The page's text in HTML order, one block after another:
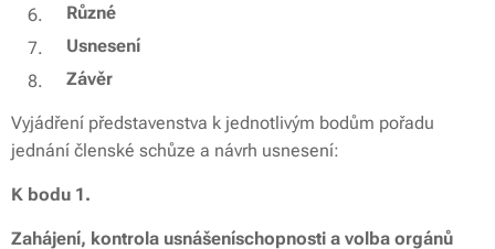
Různé
Usnesení
Závěr
Vyjádření představenstva k jednotlivým bodům pořadu
jednání členské schůze a návrh usnesení:
K bodu 1.
Zahájení, kontrola usnášeníschopnosti a volba orgánů